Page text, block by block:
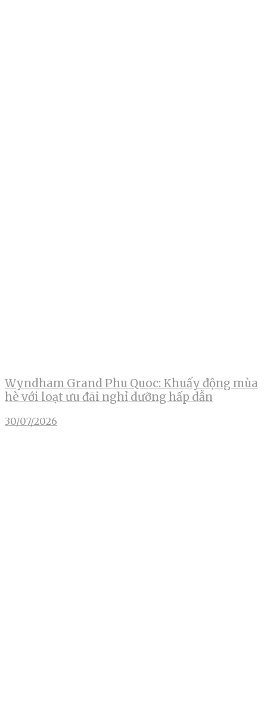
Wyndham Grand Phu Quoc: Khuấy động mùa
hè với loạt ưu đãi nghỉ dưỡng hấp dẫn
30/07/2026